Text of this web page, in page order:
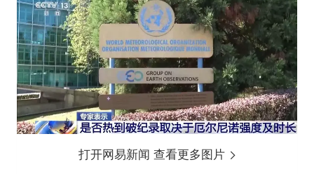
打开网易新闻 查看更多图片